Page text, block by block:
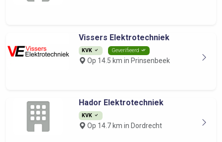
Vissers Elektrotechniek
KVK Geverifieerd
Op 14.5 km in Prinsenbeek
Hador Elektrotechniek
KVK
Op 14.7 km in Dordrecht